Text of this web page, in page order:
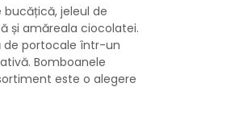
jeleul de
și amăreala ciocolatei.
de portocale într-un
Bomboanele
este o alegere